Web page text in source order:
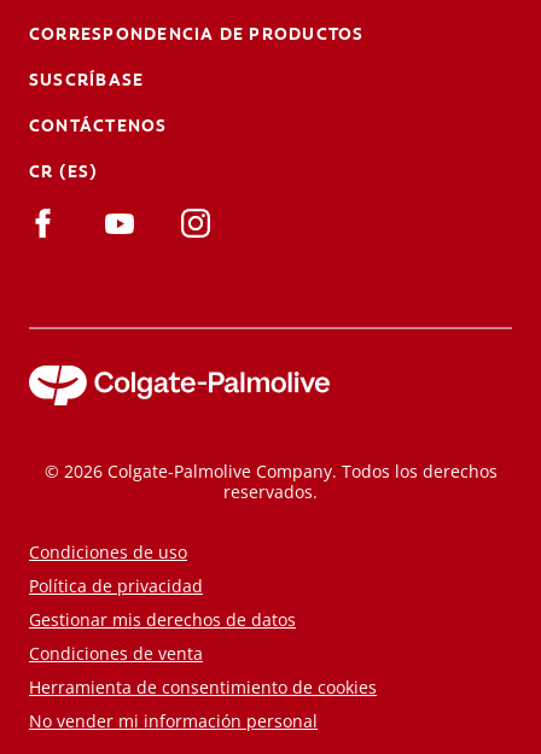
CORRESPONDENCIA DE PRODUCTOS
SUSCRÍBASE
CONTÁCTENOS
CR (ES)
© 2026 Colgate-Palmolive Company. Todos los derechos
reservados.
Condiciones de uso
Política de privacidad
Gestionar mis derechos de datos
Condiciones de venta
Herramienta de consentimiento de cookies
No vender mi información personal